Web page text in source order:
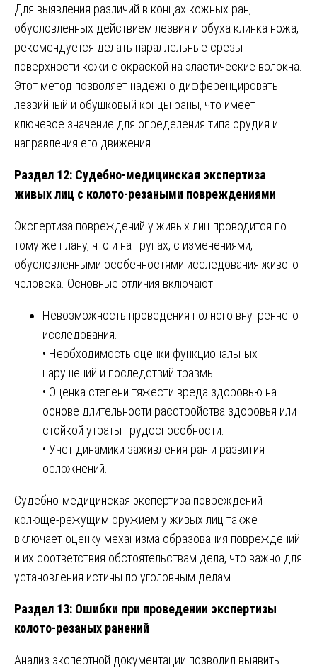
Для выявления различий в концах кожных ран,
обусловленных действием лезвия и обуха клинка ножа,
рекомендуется делать параллельные срезы
поверхности кожи с окраской на эластические волокна.
Этот метод позволяет надежно дифференцировать
лезвийный и обушковый концы раны, что имеет
ключевое значение для определения типа орудия и
направления его движения.
Раздел 12: Судебно-медицинская экспертиза
живых лиц с колото-резаными повреждениями
Экспертиза повреждений у живых лиц проводится по
тому же плану, что и на трупах, с изменениями,
обусловленными особенностями исследования живого
человека. Основные отличия включают:
Невозможность проведения полного внутреннего
исследования.
• Необходимость оценки функциональных
нарушений и последствий травмы.
• Оценка степени тяжести вреда здоровью на
основе длительности расстройства здоровья или
стойкой утраты трудоспособности.
• Учет динамики заживления ран и развития
осложнений.
Судебно-медицинская экспертиза повреждений
колюще-режущим оружием у живых лиц также
включает оценку механизма образования повреждений
и их соответствия обстоятельствам дела, что важно для
установления истины по уголовным делам.
Раздел 13: Ошибки при проведении экспертизы
колото-резаных ранений
Анализ экспертной документации позволил выявить